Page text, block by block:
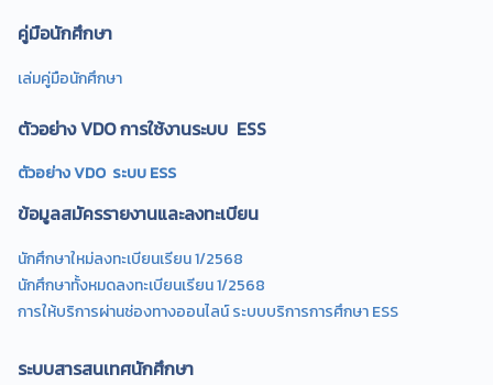
คู่มือนักศึกษา
เล่มคู่มือนักศึกษา
ตัวอย่าง VDO การใช้งานระบบ ESS
ตัวอย่าง VDO ระบบ ESS
ข้อมูลสมัครรายงานและลงทะเบียน
นักศึกษาใหม่ลงทะเบียนเรียน 1/2568
นักศึกษาทั้งหมดลงทะเบียนเรียน 1/2568
การให้บริการผ่านช่องทางออนไลน์ ระบบบริการการศึกษา ESS
ระบบสารสนเทศนักศึกษา